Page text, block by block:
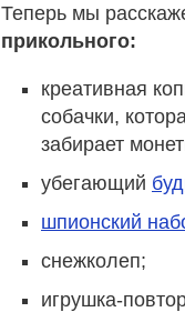
Теперь мы
прикольного:
креативная
собачки,
забирает
убегающий
шпионский
снежколеп;
игрушка-